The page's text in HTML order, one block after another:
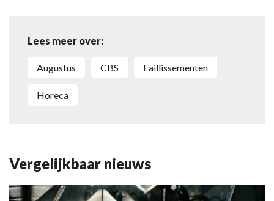
Lees meer over:
augustus CBS faillissementen
horeca
Vergelijkbaar nieuws